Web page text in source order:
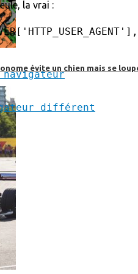
évite un chien mais se
la vrai :
différent